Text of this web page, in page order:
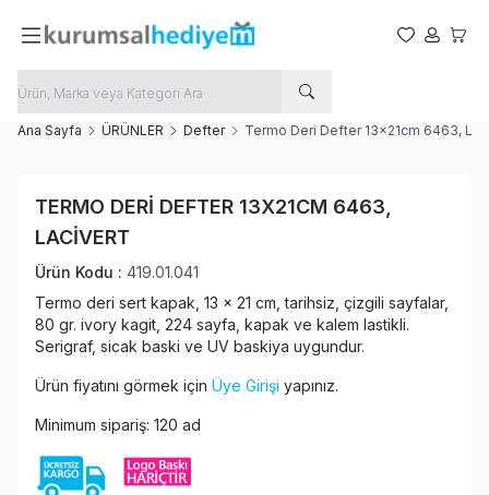
Favorilerim
Hesabım
Ana Sayfa ÜRÜNLER Defter Termo Deri Defter 13x21cm 6463,
Paylaş
TERMO DERI DEFTER 13X21CM 6463,
LACIVERT
Ürün Kodu : 419.01.041
Termo deri sert kapak, 13 x 21 cm, tarihsiz, çizgili sayfalar,
80 gr. ivory kagit, 224 sayfa, kapak ve kalem lastikli.
Serigraf, sicak baski ve UV baskiya uygundur.
Ürün fiyatını görmek için Üye Girişi yapınız.
Minimum sipariş: 120 ad